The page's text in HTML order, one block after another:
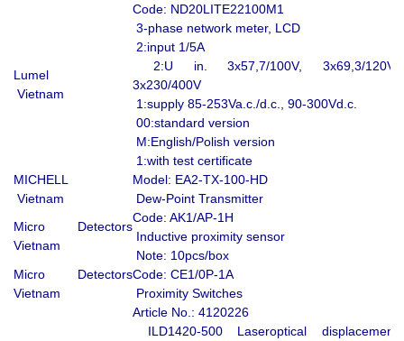
Lumel
Vietnam
Code: ND20LITE22100M1
3-phase network meter, LCD
2:input 1/5A
2:U in. 3x57,7/100V, 3x69,3/120V,
3x230/400V
1:supply 85-253Va.c./d.c., 90-300Vd.c.
00:standard version
M:English/Polish version
1:with test certificate
MICHELL
Vietnam
Model: EA2-TX-100-HD
Dew-Point Transmitter
Micro Detectors
Vietnam
Code: AK1/AP-1H
Inductive proximity sensor
Note: 10pcs/box
Micro Detectors
Vietnam
Code: CE1/0P-1A
Proximity Switches
Article No.: 4120226
ILD1420-500 Laseroptical displacement